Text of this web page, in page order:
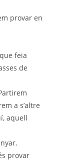
provar en
feia
de
a s’altre
aquell
provar